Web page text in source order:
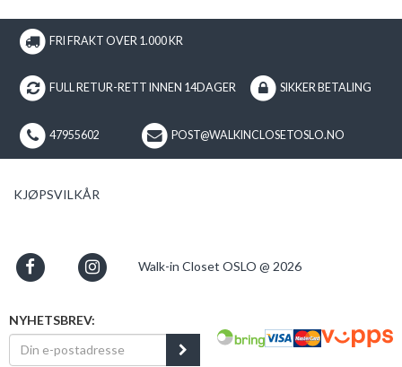
FRI FRAKT OVER 1.000 KR
FULL RETUR-RETT INNEN 14DAGER SIKKER BETALING
47955602 POST@WALKINCLOSETOSLO.NO
KJØPSVILKÅR
Walk-in Closet OSLO @ 2026
NYHETSBREV: